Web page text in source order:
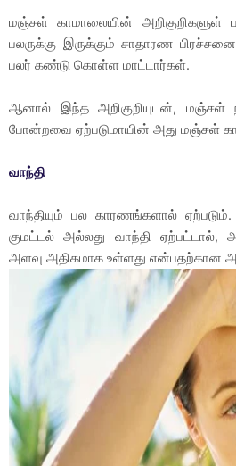
மஞ்சள் காமாலையின் அறிகுறிகளுள்
பலருக்கு இருக்கும் சாதாரண
பலர் கண்டு கொள்ள மாட்டார்கள்.
ஆனால் இந்த அறிகுறியுடன், மஞ்சள்
போன்றவை ஏற்படுமாயின் அது மஞ்சள்
வாந்தி
வாந்தியும் பல காரணங்களால்
குமட்டல் அல்லது வாந்தி ஏற்பட்டால்,
அளவு அதிகமாக உள்ளது என்பதற்கான